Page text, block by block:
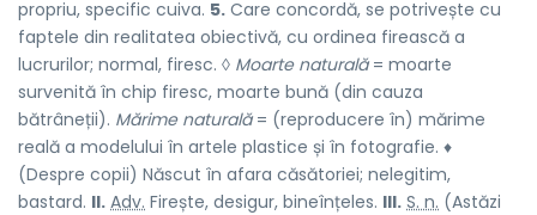
propriu, specific cuiva. 5. Care concordă, se potrivește cu
faptele din realitatea obiectivă, cu ordinea firească a
lucrurilor; normal, firesc. ◊ Moarte naturală= moarte
survenită în chip firesc, moarte bună (din cauza
bătrâneții). Mărime naturală= (reproducere în) mărime
reală a modelului în artele plastice și în fotografie. ♦
(Despre copii) Născut în afara căsătoriei; nelegitim,
bastard. II. Adv. Firește, desigur, bineînțeles. III. S. n. (Astăzi